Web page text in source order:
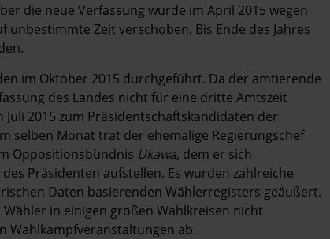
die neue Verfassung wurde im April 2015 wegen
Zeit verschoben. Bis Ende des Jahres
im Oktober 2015 durchgeführt. Da der amtierende
des Landes nicht für eine dritte Amtszeit
2015 zum Präsidentschaftskandidaten der
selben Monat trat der ehemalige Regierungschef
Oppositionsbündnis Ukawa, dem er sich
Präsidenten aufstellen. Es wurden zahlreiche
Daten basierenden Wählerregisters geäußert.
in einigen großen Wahlkreisen nicht
Wahlkampfveranstaltungen ab.